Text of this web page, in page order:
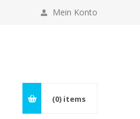
Mein Konto
(0) items